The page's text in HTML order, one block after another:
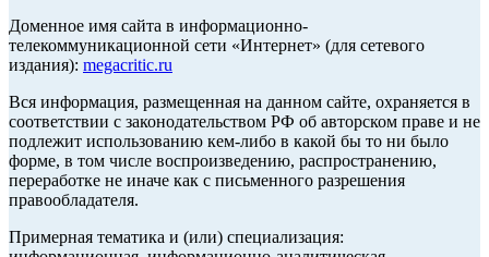
Доменное имя сайта в информационно-
телекоммуникационной сети «Интернет» (для сетевого
издания): megacritic.ru
Вся информация, размещенная на данном сайте, охраняется в
соответствии с законодательством РФ об авторском праве и не
подлежит использованию кем-либо в какой бы то ни было
форме, в том числе воспроизведению, распространению,
переработке не иначе как с письменного разрешения
правообладателя.
Примерная тематика и (или) специализация: